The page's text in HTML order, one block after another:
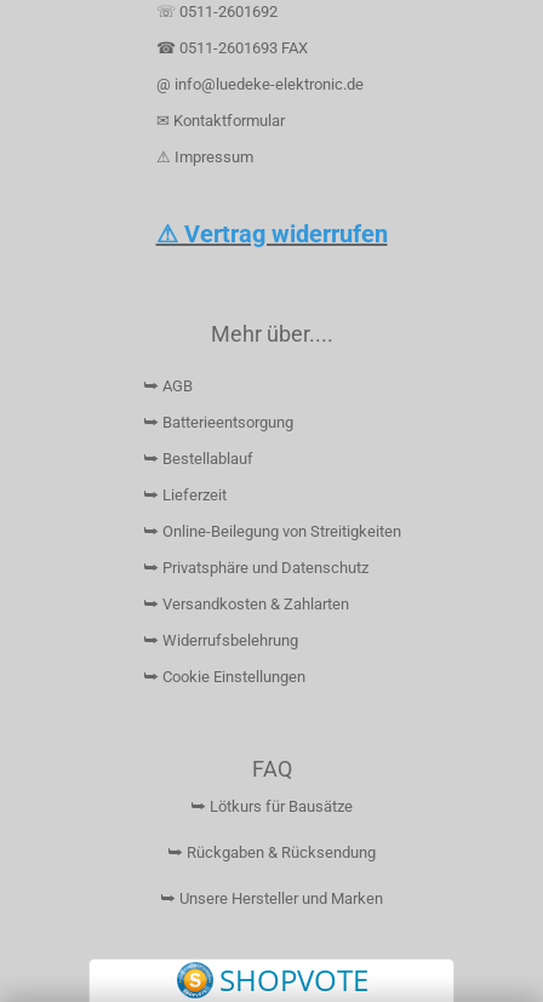
☏ 0511-2601692
☎ 0511-2601693 FAX
@ info@luedeke-elektronic.de
✉ Kontaktformular
⚠ Impressum
⚠ Vertrag widerrufen
Mehr über....
⮩ AGB
⮩ Batterieentsorgung
⮩ Bestellablauf
⮩ Lieferzeit
⮩ Online-Beilegung von Streitigkeiten
⮩ Privatsphäre und Datenschutz
⮩ Versandkosten & Zahlarten
⮩ Widerrufsbelehrung
⮩ Cookie Einstellungen
FAQ
⮩ Lötkurs für Bausätze
⮩ Rückgaben & Rücksendung
⮩ Unsere Hersteller und Marken